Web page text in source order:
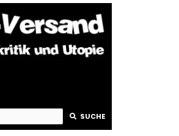
SUCHE